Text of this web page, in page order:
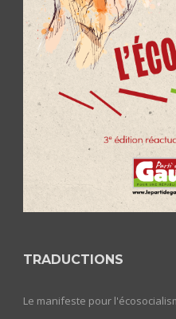
TRADUCTIONS
Le manifeste pour